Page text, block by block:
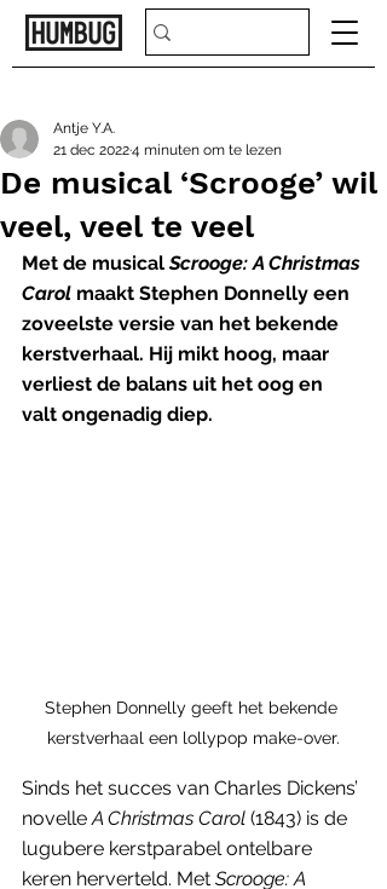
De musical ‘Scrooge’ wil
veel, veel te veel
Antje Y.A.
21 dec 20224 minuten om te lezen
Met de musical Scrooge: A Christmas
Carol maakt Stephen Donnelly een
zoveelste versie van het bekende
kerstverhaal. Hij mikt hoog, maar
verliest de balans uit het oog en
valt ongenadig diep.
Stephen Donnelly geeft het bekende
kerstverhaal een lollypop make-over.
Sinds het succes van Charles Dickens’
novelle A Christmas Carol (1843) is de
lugubere kerstparabel ontelbare
keren herverteld. Met Scrooge: A